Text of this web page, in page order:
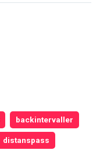
backintervaller
distanspass